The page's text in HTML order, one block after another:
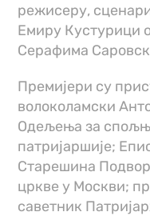
режисеру,
Емиру Кустурици
Серафима
Премијери су
волоколамски
Одељења за
патријаршије;
Старешина
цркве у Москви;
саветник